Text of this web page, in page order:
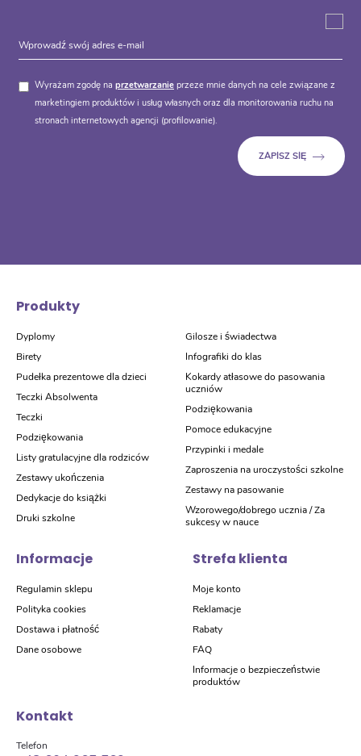
Wyrażam zgodę na przetwarzanie przeze mnie danych na cele związane z
marketingiem produktów i usług własnych oraz dla monitorowania ruchu na
stronach internetowych agencji (profilowanie).
Produkty
Dyplomy
Birety
Pudełka prezentowe dla dzieci
Teczki Absolwenta
Teczki
Podziękowania
Listy gratulacyjne dla rodziców
Zestawy ukończenia
Dedykacje do książki
Druki szkolne
Gilosze i świadectwa
Infografiki do klas
Kokardy atłasowe do pasowania
uczniów
Podziękowania
Pomoce edukacyjne
Przypinki i medale
Zaproszenia na uroczystości szkolne
Zestawy na pasowanie
Wzorowego/dobrego ucznia / Za
sukcesy w nauce
Informacje
Regulamin sklepu
Polityka cookies
Dostawa i płatność
Dane osobowe
Strefa klienta
Moje konto
Reklamacje
Rabaty
FAQ
Informacje o bezpieczeństwie
produktów
Kontakt
Telefon